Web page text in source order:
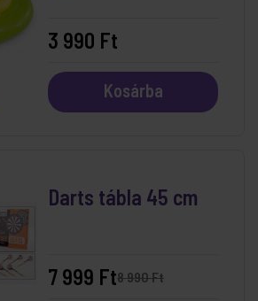
3 990 Ft
Kosárba
Darts tábla 45 cm
8 990 Ft
7 999 Ft